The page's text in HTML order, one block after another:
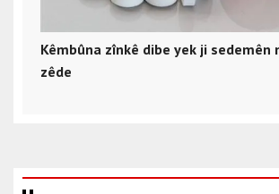
Kêmbûna zînkê dibe yek ji sedemên
zêde